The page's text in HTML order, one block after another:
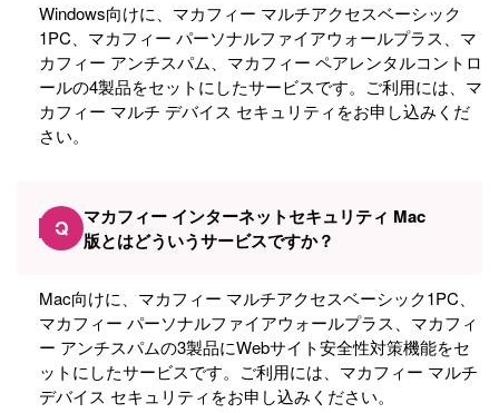
Windows向けに、マカフィー マルチアクセスベーシック
1PC、マカフィー パーソナルファイアウォールプラス、マ
カフィー アンチスパム、マカフィー ペアレンタルコントロ
ールの4製品をセットにしたサービスです。ご利用には、マ
カフィー マルチ デバイス セキュリティをお申し込みくだ
さい。
Q
マカフィー インターネットセキュリティ Mac
版とはどういうサービスですか？
Mac向けに、マカフィー マルチアクセスベーシック1PC、
マカフィー パーソナルファイアウォールプラス、マカフィ
ー アンチスパムの3製品にWebサイト安全性対策機能をセ
ットにしたサービスです。ご利用には、マカフィー マルチ
デバイス セキュリティをお申し込みください。